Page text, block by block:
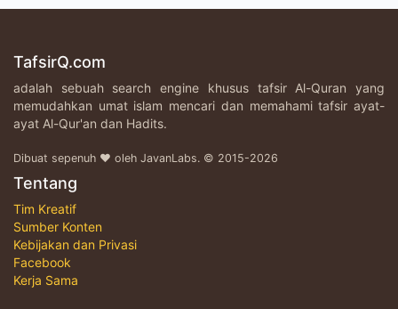
TafsirQ.com
adalah sebuah search engine khusus tafsir Al-Quran yang
memudahkan umat islam mencari dan memahami tafsir ayat-
ayat Al-Qur'an dan Hadits.
Dibuat sepenuh ♥ oleh JavanLabs. © 2015-2026
Tentang
Tim Kreatif
Sumber Konten
Kebijakan dan Privasi
Facebook
Kerja Sama